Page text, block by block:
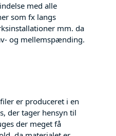
med alle
som fx langs
mm. da
og mellemspænding.
er produceret i en
der tager hensyn til
der meget få